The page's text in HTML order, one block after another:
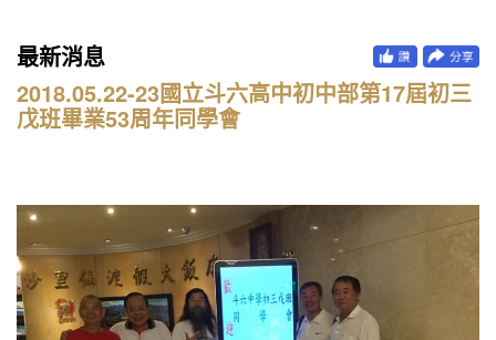
最新消息
2018.05.22-23國立斗六高中初中部第17屆初三
戊班畢業53周年同學會